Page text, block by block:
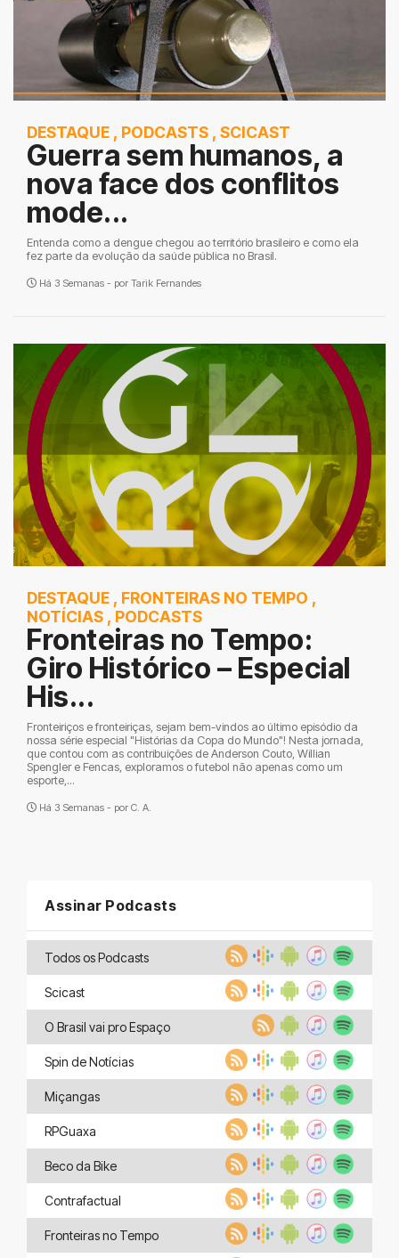
DESTAQUE , PODCASTS , SCICAST
Guerra sem humanos, a
nova face dos conflitos
mode...
Entenda como a dengue chegou ao território brasileiro e como ela
fez parte da evolução da saúde pública no Brasil.
Há 3 Semanas - por Tarik Fernandes
DESTAQUE , FRONTEIRAS NO TEMPO ,
NOTÍCIAS , PODCASTS
Fronteiras no Tempo:
Giro Histórico – Especial
His...
Fronteiriços e fronteiriças, sejam bem-vindos ao último episódio da
nossa série especial "Histórias da Copa do Mundo"! Nesta jornada,
que contou com as contribuições de Anderson Couto, Willian
Spengler e Fencas, exploramos o futebol não apenas como um
esporte,...
Há 3 Semanas - por C. A.
Assinar Podcasts
Todos os Podcasts
Scicast
O Brasil vai pro Espaço
Spin de Notícias
Miçangas
RPGuaxa
Beco da Bike
Contrafactual
Fronteiras no Tempo